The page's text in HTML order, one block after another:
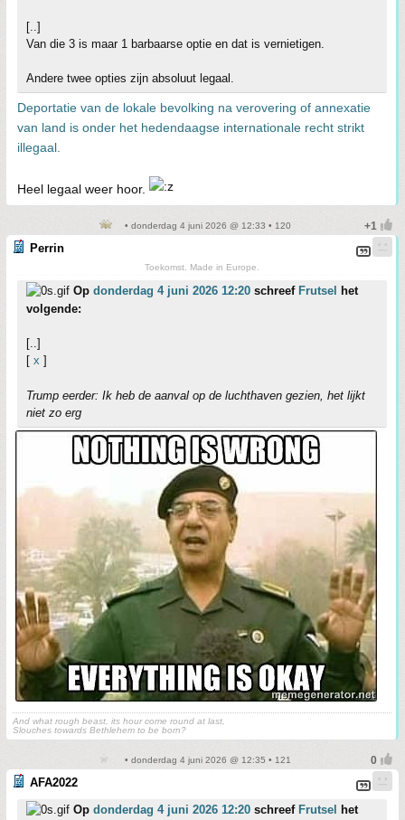
[..]
Van die 3 is maar 1 barbaarse optie en dat is vernietigen.
Andere twee opties zijn absoluut legaal.
Deportatie van de lokale bevolking na verovering of annexatie
van land is onder het hedendaagse internationale recht strikt
illegaal.
Heel legaal weer hoor.
• donderdag 4 juni 2026 @ 12:33 • 120
Perrin
Toekomst. Made in Europe.
Op donderdag 4 juni 2026 12:20 schreef Frutsel
het
volgende:
[..]
[ x ]
Trump eerder: Ik heb de aanval op de luchthaven gezien, het lijkt
niet zo erg
And what rough beast, its hour come round at last,
Slouches towards Bethlehem to be born?
• donderdag 4 juni 2026 @ 12:35 • 121
AFA2022
Op donderdag 4 juni 2026 12:20 schreef Frutsel
het